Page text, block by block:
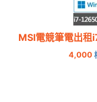
MSI電競筆電出
4,000